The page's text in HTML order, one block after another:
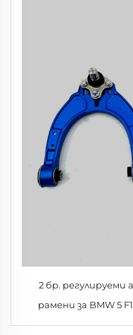
2 бр. регулируеми
рамени за BMW 5